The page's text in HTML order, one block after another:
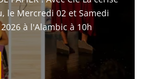
le Mercredi 02 et Samedi
à l'Alambic à 10h